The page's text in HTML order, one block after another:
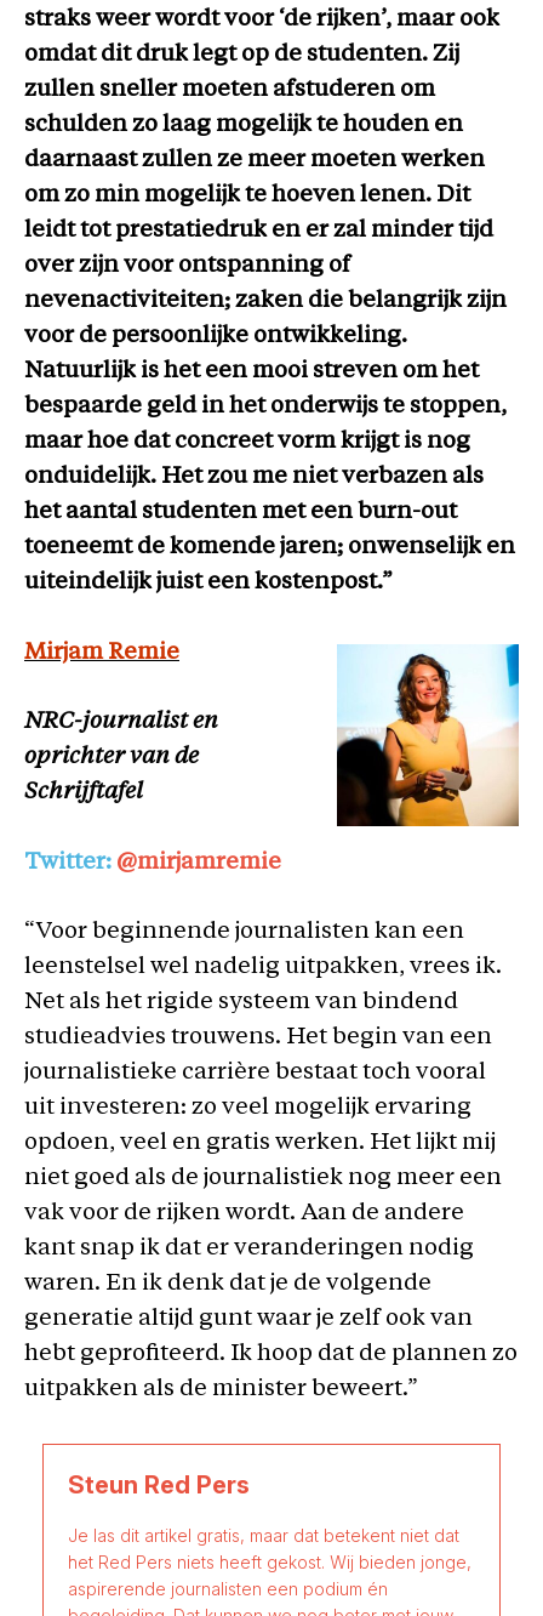
straks weer wordt voor ‘de rijken’, maar ook
omdat dit druk legt op de studenten. Zij
zullen sneller moeten afstuderen om
schulden zo laag mogelijk te houden en
daarnaast zullen ze meer moeten werken
om zo min mogelijk te hoeven lenen. Dit
leidt tot prestatiedruk en er zal minder tijd
over zijn voor ontspanning of
nevenactiviteiten; zaken die belangrijk zijn
voor de persoonlijke ontwikkeling.
Natuurlijk is het een mooi streven om het
bespaarde geld in het onderwijs te stoppen,
maar hoe dat concreet vorm krijgt is nog
onduidelijk. Het zou me niet verbazen als
het aantal studenten met een burn-out
toeneemt de komende jaren; onwenselijk en
uiteindelijk juist een kostenpost.”
Mirjam Remie
NRC-journalist en
oprichter van de
Schrijftafel
Twitter: @mirjamremie
“Voor beginnende journalisten kan een
leenstelsel wel nadelig uitpakken, vrees ik.
Net als het rigide systeem van bindend
studieadvies trouwens. Het begin van een
journalistieke carrière bestaat toch vooral
uit investeren: zo veel mogelijk ervaring
opdoen, veel en gratis werken. Het lijkt mij
niet goed als de journalistiek nog meer een
vak voor de rijken wordt. Aan de andere
kant snap ik dat er veranderingen nodig
waren. En ik denk dat je de volgende
generatie altijd gunt waar je zelf ook van
hebt geprofiteerd. Ik hoop dat de plannen zo
uitpakken als de minister beweert.”
Steun Red Pers
Je las dit artikel gratis, maar dat betekent niet dat
het Red Pers niets heeft gekost. Wij bieden jonge,
aspirerende journalisten een podium én